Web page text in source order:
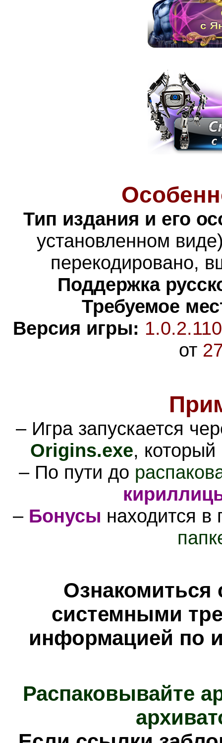
Тип издания и его
установленном
перекодировано,
Поддержка
Требуемое
Версия игры:
от
– Игра запускается
Origins.exe,
– По пути до
– Бонусы находится в
Ознакомиться
системными
информацией по
Распаковывайте